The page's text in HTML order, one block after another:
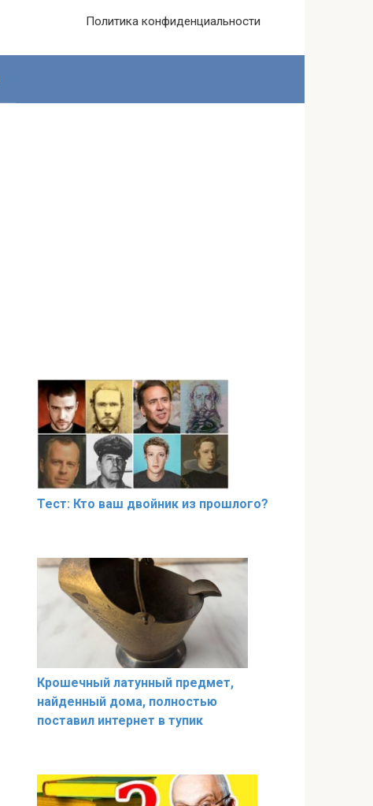
Политика конфиденциальности
Тест: Кто ваш двойник из прошлого?
Крошечный латунный предмет,
найденный дома, полностью
поставил интернет в тупик